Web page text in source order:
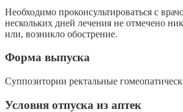
Необходимо проконсультироваться с
нескольких дней лечения не отмечено
или, возникло обострение.
Форма выпуска
Суппозитории ректальные
Условия отпуска из аптек